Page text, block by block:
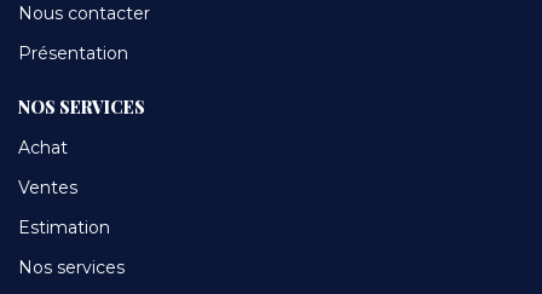
Nous contacter
Présentation
NOS SERVICES
Achat
Ventes
Estimation
Nos services